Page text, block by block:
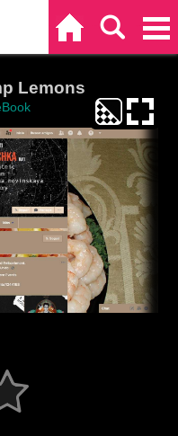
Lemons